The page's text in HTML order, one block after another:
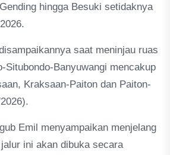
hingga Besuki setidaknya
saat meninjau ruas
Situbondo-Banyuwangi mencakup
Kraksaan-Paiton dan Paiton-
Emil menyampaikan menjelang
ini akan dibuka secara